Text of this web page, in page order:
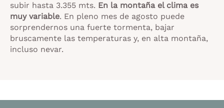
subir hasta 3.355 mts. En la montaña el clima es
muy variable. En pleno mes de agosto puede
sorprendernos una fuerte tormenta, bajar
bruscamente las temperaturas y, en alta montaña,
incluso nevar.